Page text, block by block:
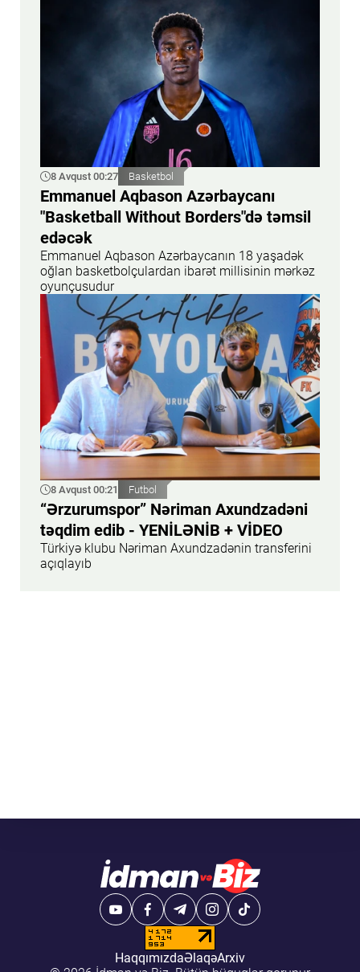
8 Avqust 00:27 Basketbol
Emmanuel Aqbason Azərbaycanı
"Basketball Without Borders"də təmsil
edəcək
Emmanuel Aqbason Azərbaycanın 18 yaşadək
oğlan basketbolçulardan ibarət millisinin mərkəz
oyunçusudur
8 Avqust 00:21 Futbol
“Ərzurumspor” Nəriman Axundzadəni
təqdim edib - YENİLƏNİB + VİDEO
Türkiyə klubu Nəriman Axundzadənin transferini
açıqlayıb
HaqqımızdaƏlaqəArxiv